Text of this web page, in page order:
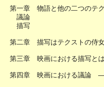
第一章 物語と他の二つのテ
議論
描写
第二章 描写はテクストの侍
第三章 映画における描写と
第四章 映画における議論 ―